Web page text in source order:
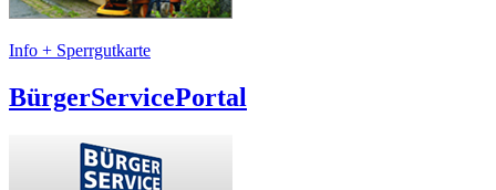
Info + Sperrgutkarte
BürgerServicePortal